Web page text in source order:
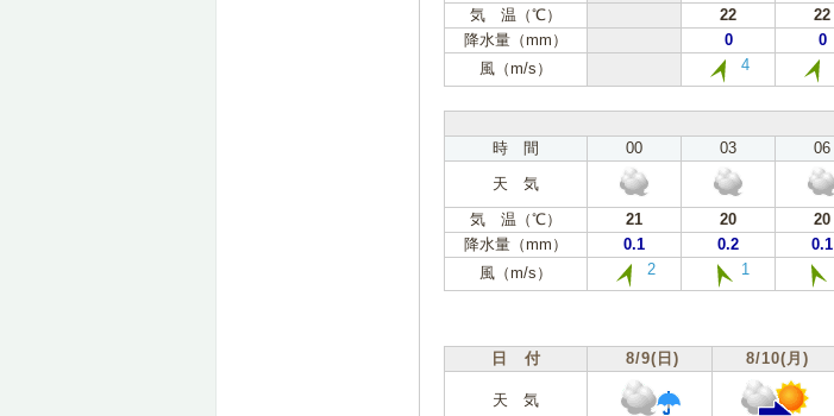
気 温（℃）
22 22
降水量（mm）
0 0
風（m/s）
4
時 間
00 03 06
天 気
気 温（℃）
21 20 20
降水量（mm）
0.1 0.2 0.1
風（m/s）
2 1
日 付 8/9(日) 8/10(月)
天 気